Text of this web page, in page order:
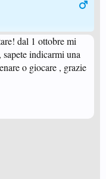
dal 1 ottobre mi
indicarmi una
o giocare , grazie